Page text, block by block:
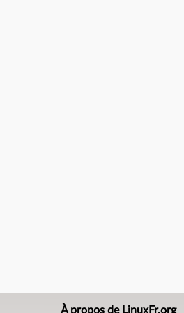
À propos de LinuxFr.org